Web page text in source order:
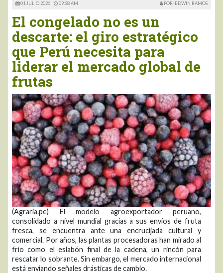
01 JULIO 2026 | 09:38 AM POR: EDWIN RAMOS
El congelado no es un
descarte: el giro estratégico
que Perú necesita para
liderar el mercado global de
frutas
(Agraria.pe) El modelo agroexportador peruano,
consolidado a nivel mundial gracias a sus envíos de fruta
fresca, se encuentra ante una encrucijada cultural y
comercial. Por años, las plantas procesadoras han mirado al
frío como el eslabón final de la cadena, un rincón para
rescatar lo sobrante. Sin embargo, el mercado internacional
está enviando señales drásticas de cambio.